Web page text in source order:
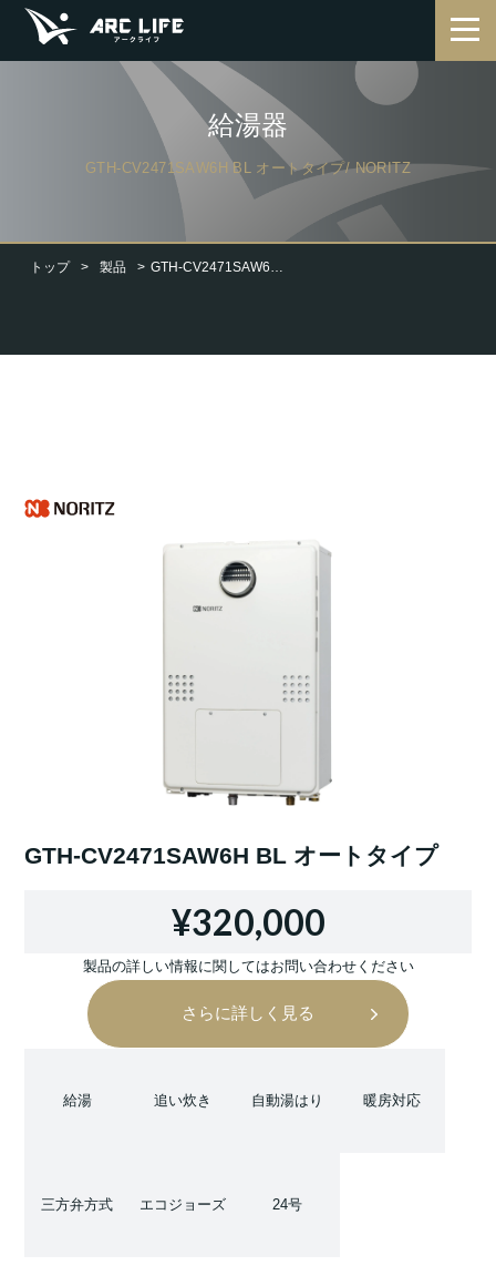
トップ 製品 GTH-CV2471SAW6H BL オートタイプ
給湯器
GTH-CV2471SAW6H BL オートタイプ/ NORITZ
GTH-CV2471SAW6H BL オートタイプ
¥320,000
製品の詳しい情報に関してはお問い合わせください
さらに詳しく見る
給湯 追い炊き 自動湯はり 暖房対応
三方弁方式 エコジョーズ 24号